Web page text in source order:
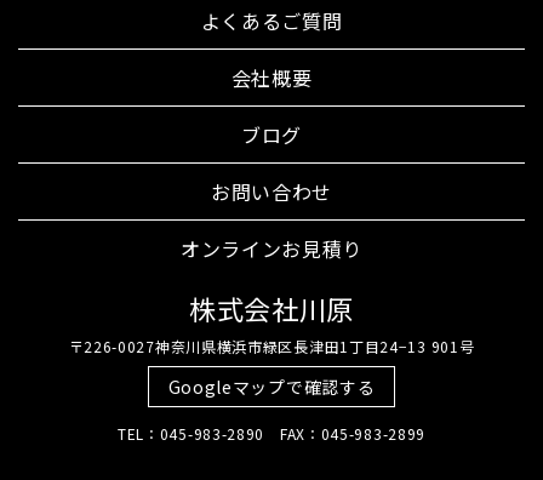
よくあるご質問
会社概要
ブログ
お問い合わせ
オンラインお見積り
株式会社川原
〒226-0027神奈川県横浜市緑区長津田1丁目24−13 901号
Googleマップで確認する
TEL：045-983-2890 FAX：045-983-2899